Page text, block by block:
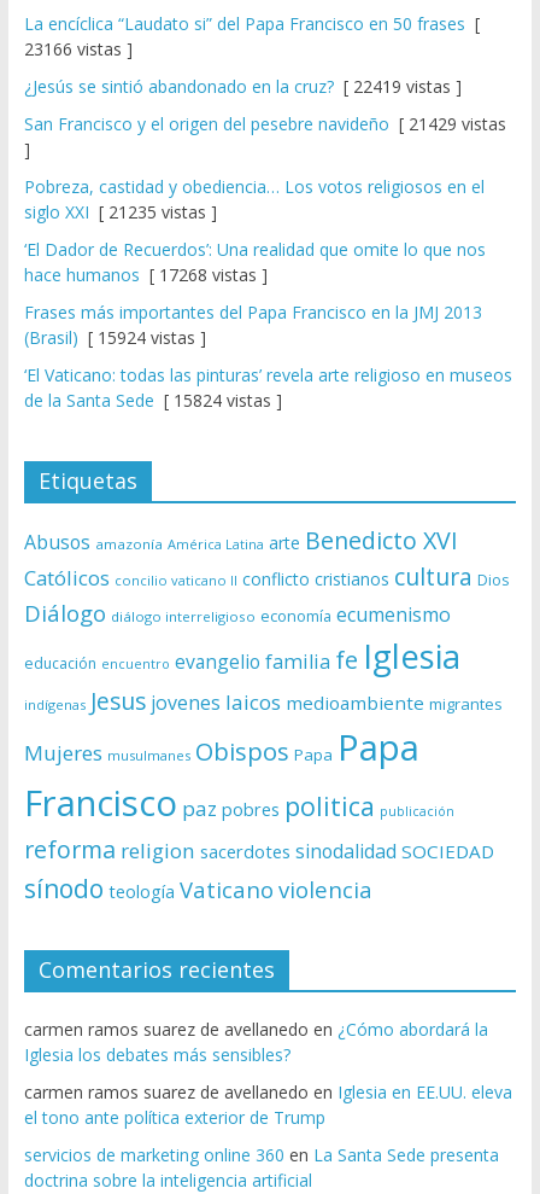
La encíclica “Laudato si” del Papa Francisco en 50 frases [
23166 vistas ]
¿Jesús se sintió abandonado en la cruz?[ 22419 vistas ]
San Francisco y el origen del pesebre navideño [ 21429 vistas
]
Pobreza, castidad y obediencia… Los votos religiosos en el
siglo XXI [ 21235 vistas ]
‘El Dador de Recuerdos’: Una realidad que omite lo que nos
hace humanos [ 17268 vistas ]
Frases más importantes del Papa Francisco en la JMJ 2013
(Brasil) [ 15924 vistas ]
‘El Vaticano: todas las pinturas’ revela arte religioso en museos
de la Santa Sede [ 15824 vistas ]
Etiquetas
Abusos amazonía América Latina arte Benedicto XVI
Católicos concilio vaticano II conflicto cristianos cultura Dios
Diálogo diálogo interreligioso economía ecumenismo
educación encuentro evangelio familia fe Iglesia
indígenas Jesus jovenes laicos medioambiente migrantes
Mujeres musulmanes Obispos Papa Papa
Francisco paz pobres politica publicación
reforma religion sacerdotes sinodalidad SOCIEDAD
sínodo teología Vaticano violencia
Comentarios recientes
carmen ramos suarez de avellanedo en ¿Cómo abordará la
Iglesia los debates más sensibles?
carmen ramos suarez de avellanedo en Iglesia en EE.UU. eleva
el tono ante política exterior de Trump
servicios de marketing online 360 en La Santa Sede presenta
doctrina sobre la inteligencia artificial